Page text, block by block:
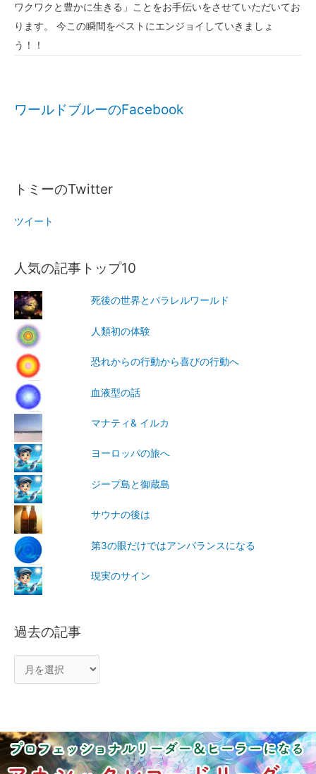
ワクワクと豊かに生きる」ことをお手伝いをさせていただいてお
ります。 今この瞬間をベストにエンジョイしていきましょ
う！！
ワールドブルーのFacebook
トミーのTwitter
ツイート
人気の記事トップ10
死後の世界とパラレルワールド
人類初の体験
恐れからの行動から喜びの行動へ
血液型の話
マナティ& イルカ
ヨーロッパの旅へ
ジープ島と御蔵島
サウナの後は
第3の眼だけではアンバランスになる
現実のサイン
過去の記事